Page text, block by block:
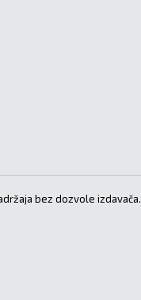
bez dozvole izdavača.